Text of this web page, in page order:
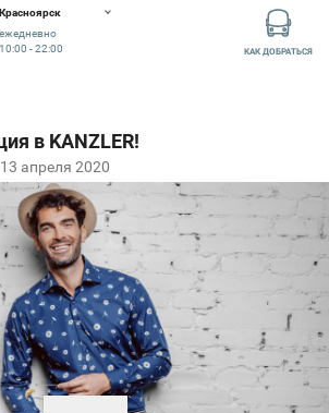
Красноярск
ежедневно
10:00 - 22:00
КАК ДОБРАТЬСЯ
апреля 2020